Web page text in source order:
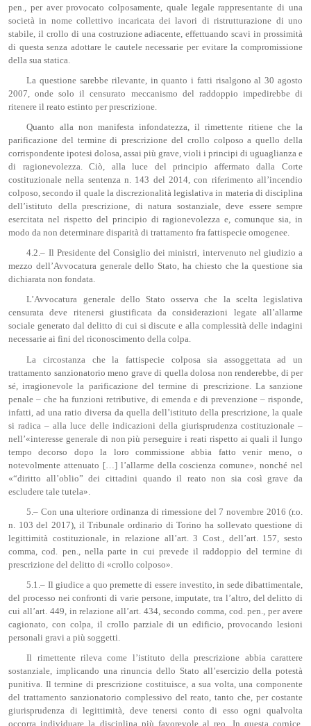
pen., per aver provocato colposamente, quale legale rappresentante di una
società in nome collettivo incaricata dei lavori di ristrutturazione di uno
stabile, il crollo di una costruzione adiacente, effettuando scavi in prossimità
di questa senza adottare le cautele necessarie per evitare la compromissione
della sua statica.
La questione sarebbe rilevante, in quanto i fatti risalgono al 30 agosto
2007, onde solo il censurato meccanismo del raddoppio impedirebbe di
ritenere il reato estinto per prescrizione.
Quanto alla non manifesta infondatezza, il rimettente ritiene che la
parificazione del termine di prescrizione del crollo colposo a quello della
corrispondente ipotesi dolosa, assai più grave, violi i principi di uguaglianza e
di ragionevolezza. Ciò, alla luce del principio affermato dalla Corte
costituzionale nella sentenza n. 143 del 2014, con riferimento all’incendio
colposo, secondo il quale la discrezionalità legislativa in materia di disciplina
dell’istituto della prescrizione, di natura sostanziale, deve essere sempre
esercitata nel rispetto del principio di ragionevolezza e, comunque sia, in
modo da non determinare disparità di trattamento fra fattispecie omogenee.
4.2.– Il Presidente del Consiglio dei ministri, intervenuto nel giudizio a
mezzo dell’Avvocatura generale dello Stato, ha chiesto che la questione sia
dichiarata non fondata.
L’Avvocatura generale dello Stato osserva che la scelta legislativa
censurata deve ritenersi giustificata da considerazioni legate all’allarme
sociale generato dal delitto di cui si discute e alla complessità delle indagini
necessarie ai fini del riconoscimento della colpa.
La circostanza che la fattispecie colposa sia assoggettata ad un
trattamento sanzionatorio meno grave di quella dolosa non renderebbe, di per
sé, irragionevole la parificazione del termine di prescrizione. La sanzione
penale – che ha funzioni retributive, di emenda e di prevenzione – risponde,
infatti, ad una ratio diversa da quella dell’istituto della prescrizione, la quale
si radica – alla luce delle indicazioni della giurisprudenza costituzionale –
nell’«interesse generale di non più perseguire i reati rispetto ai quali il lungo
tempo decorso dopo la loro commissione abbia fatto venir meno, o
notevolmente attenuato […] l’allarme della coscienza comune», nonché nel
«“diritto all’oblio” dei cittadini quando il reato non sia così grave da
escludere tale tutela».
5.– Con una ulteriore ordinanza di rimessione del 7 novembre 2016 (r.o.
n. 103 del 2017), il Tribunale ordinario di Torino ha sollevato questione di
legittimità costituzionale, in relazione all’art. 3 Cost., dell’art. 157, sesto
comma, cod. pen., nella parte in cui prevede il raddoppio del termine di
prescrizione del delitto di «crollo colposo».
5.1.– Il giudice a quo premette di essere investito, in sede dibattimentale,
del processo nei confronti di varie persone, imputate, tra l’altro, del delitto di
cui all’art. 449, in relazione all’art. 434, secondo comma, cod. pen., per avere
cagionato, con colpa, il crollo parziale di un edificio, provocando lesioni
personali gravi a più soggetti.
Il rimettente rileva come l’istituto della prescrizione abbia carattere
sostanziale, implicando una rinuncia dello Stato all’esercizio della potestà
punitiva. Il termine di prescrizione costituisce, a sua volta, una componente
del trattamento sanzionatorio complessivo del reato, tanto che, per costante
giurisprudenza di legittimità, deve tenersi conto di esso ogni qualvolta